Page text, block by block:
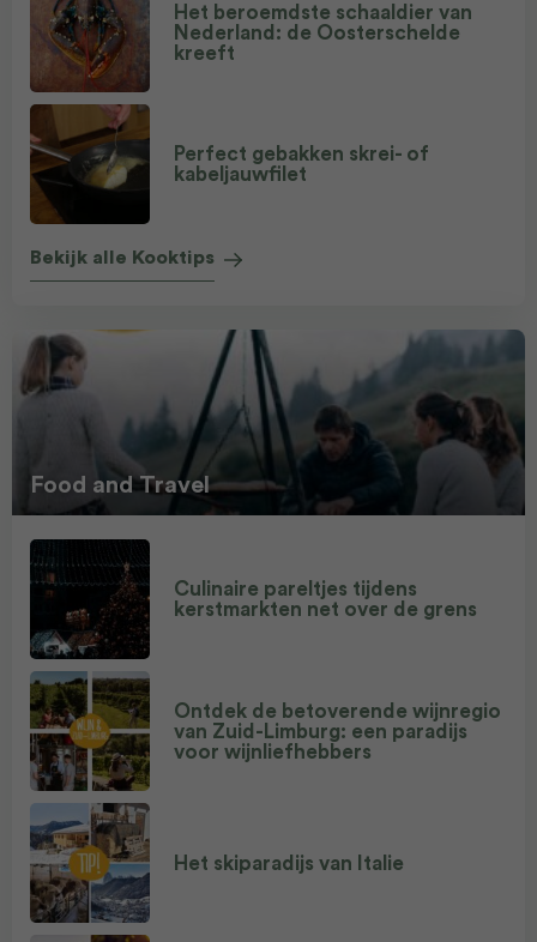
Het beroemdste schaaldier van
Nederland: de Oosterschelde
kreeft
Perfect gebakken skrei- of
kabeljauwfilet
Bekijk alle Kooktips
Food and Travel
Culinaire pareltjes tijdens
kerstmarkten net over de grens
Ontdek de betoverende wijnregio
van Zuid-Limburg: een paradijs
voor wijnliefhebbers
Het skiparadijs van Italie